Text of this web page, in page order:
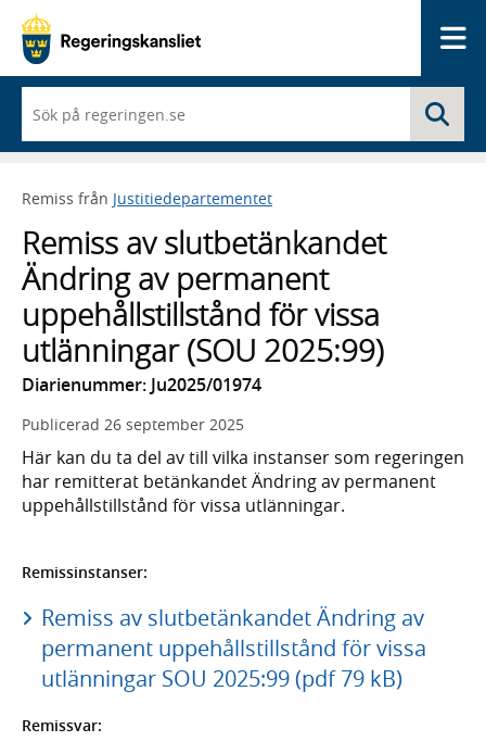
du
börjar
skriva
framträder
lista
med
sökförslag
Remiss från Justitiedepartementet
Remiss av slutbetänkandet
Ändring av permanent
uppehållstillstånd för vissa
utlänningar (SOU 2025:99)
Diarienummer: Ju2025/01974
Publicerad 26 september 2025
Här kan du ta del av till vilka instanser som regeringen
har remitterat betänkandet Ändring av permanent
uppehållstillstånd för vissa utlänningar.
Remissinstanser:
Remiss av slutbetänkandet Ändring av
permanent uppehållstillstånd för vissa
utlänningar SOU 2025:99 (pdf 79 kB)
Remissvar: